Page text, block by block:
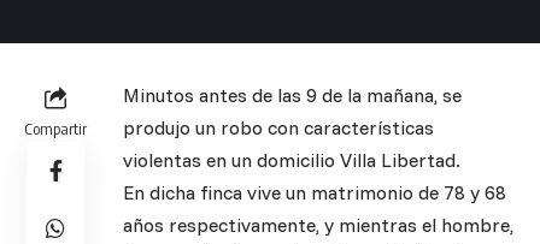
Compartir
Minutos antes de las 9 de la mañana, se
produjo un robo con características
violentas en un domicilio Villa Libertad.
En dicha finca vive un matrimonio de 78 y 68
años respectivamente, y mientras el hombre,